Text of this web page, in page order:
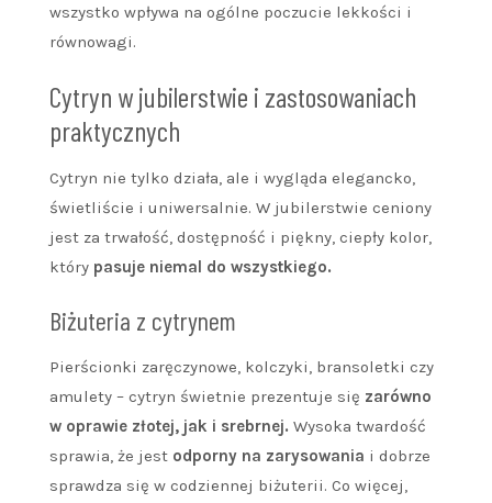
wszystko wpływa na ogólne poczucie lekkości i
równowagi.
Cytryn w jubilerstwie i zastosowaniach
praktycznych
Cytryn nie tylko działa, ale i wygląda elegancko,
świetliście i uniwersalnie. W jubilerstwie ceniony
jest za trwałość, dostępność i piękny, ciepły kolor,
który pasuje niemal do wszystkiego.
Biżuteria z cytrynem
Pierścionki zaręczynowe, kolczyki, bransoletki czy
amulety – cytryn świetnie prezentuje się zarówno
w oprawie złotej, jak i srebrnej. Wysoka twardość
sprawia, że jest odporny na zarysowania i dobrze
sprawdza się w codziennej biżuterii. Co więcej,